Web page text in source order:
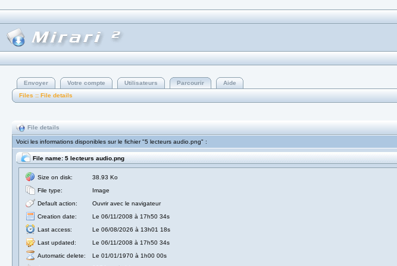
Envoyer Votre compte Utilisateurs Parcourir
Aide
Files :: File details
File details
Voici les informations disponibles sur le fichier "5 lecteurs audio.png" :
File name: 5 lecteurs audio.png
Size on disk:
38.93 Ko
File type:
Image
Default action:
Ouvrir avec le navigateur
Creation date:
Le 06/11/2008 à 17h50 34s
Last access:
Le 06/08/2026 à 13h01 18s
Last updated:
Le 06/11/2008 à 17h50 34s
Automatic delete:
Le 01/01/1970 à 1h00 00s